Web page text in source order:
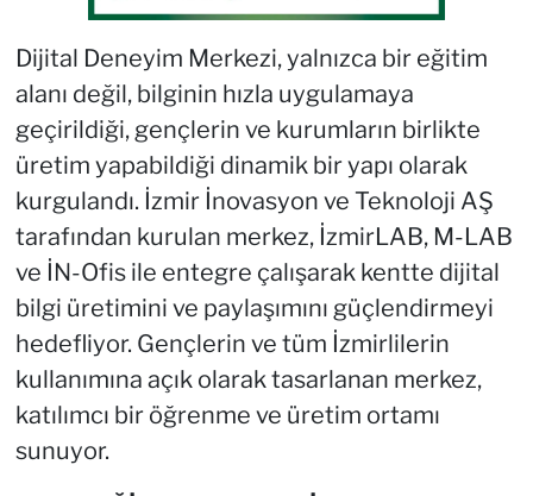
Dijital Deneyim Merkezi, yalnızca bir eğitim
alanı değil, bilginin hızla uygulamaya
geçirildiği, gençlerin ve kurumların birlikte
üretim yapabildiği dinamik bir yapı olarak
kurgulandı. İzmir İnovasyon ve Teknoloji AŞ
tarafından kurulan merkez, İzmirLAB, M-LAB
ve İN-Ofis ile entegre çalışarak kentte dijital
bilgi üretimini ve paylaşımını güçlendirmeyi
hedefliyor. Gençlerin ve tüm İzmirlilerin
kullanımına açık olarak tasarlanan merkez,
katılımcı bir öğrenme ve üretim ortamı
sunuyor.